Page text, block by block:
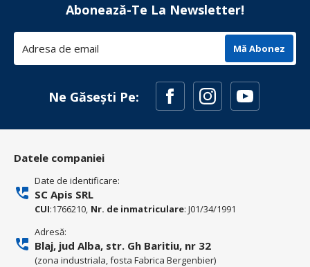
Abonează-Te La Newsletter!
Mă Abonez
Ne Găsești Pe:
Datele companiei
Date de identificare:
SC Apis SRL
CUI:1766210, Nr. de inmatriculare: J01/34/1991
Adresă:
Blaj, jud Alba, str. Gh Baritiu, nr 32
(zona industriala, fosta Fabrica Bergenbier)